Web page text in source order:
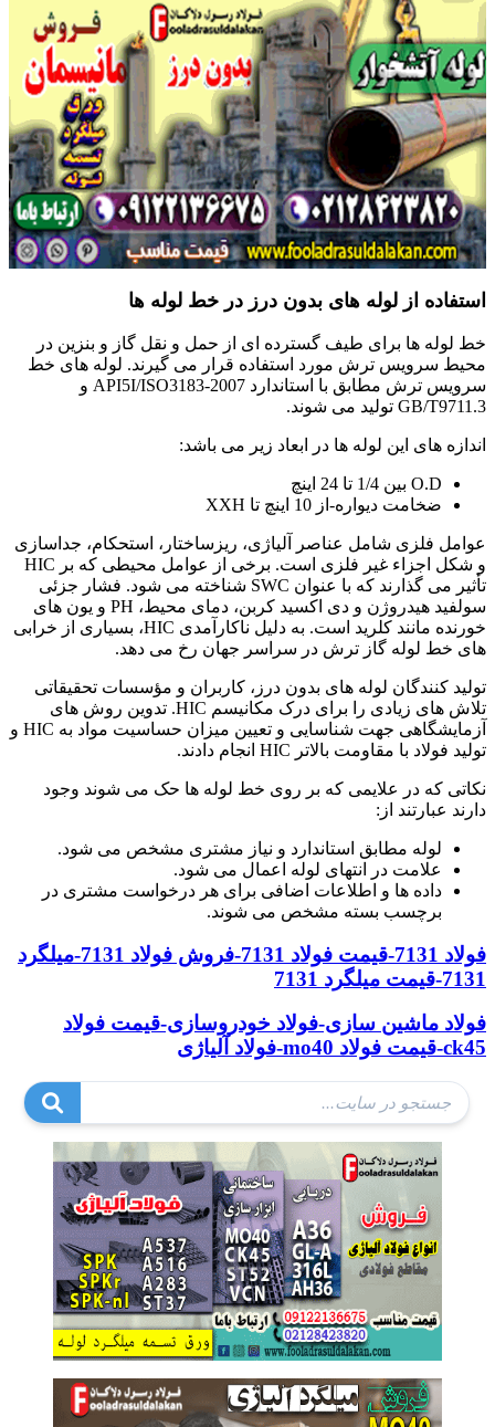
استفاده از لوله های بدون درز در خط لوله ها
خط لوله ها برای طیف گسترده ای از حمل و نقل گاز و بنزین در
محیط سرویس ترش مورد استفاده قرار می گیرند. لوله های خط
سرویس ترش مطابق با استاندارد API5I/ISO3183-2007 و
GB/T9711.3 تولید می شوند.
اندازه های این لوله ها در ابعاد زیر می باشد:
O.D بین 1/4 تا 24 اینچ
ضخامت دیواره-از 10 اینچ تا XXH
عوامل فلزی شامل عناصر آلیاژی، ریزساختار، استحکام، جداسازی
و شکل اجزاء غیر فلزی است. برخی از عوامل محیطی که بر HIC
تأثیر می گذارند که با عنوان SWC شناخته می شود. فشار جزئی
سولفید هیدروژن و دی اکسید کربن، دمای محیط، PH و یون های
خورنده مانند کلرید است. به دلیل ناکارآمدی HIC، بسیاری از خرابی
های خط لوله گاز ترش در سراسر جهان رخ می دهد.
تولید کنندگان لوله های بدون درز، کاربران و مؤسسات تحقیقاتی
تلاش های زیادی را برای درک مکانیسم HIC. تدوین روش های
آزمایشگاهی جهت شناسایی و تعیین میزان حساسیت مواد به HIC و
تولید فولاد با مقاومت بالاتر HIC انجام دادند.
نکاتی که در علایمی که بر روی خط لوله ها حک می شوند وجود
دارند عبارتند از:
لوله مطابق استاندارد و نیاز مشتری مشخص می شود.
علامت در انتهای لوله اعمال می شود.
داده ها و اطلاعات اضافی برای هر درخواست مشتری در
برچسب بسته مشخص می شوند.
فولاد 7131-قیمت فولاد 7131-فروش فولاد 7131-میلگرد
7131-قیمت میلگرد 7131
فولاد ماشین سازی-فولاد خودروسازی-قیمت فولاد
ck45-قیمت فولاد mo40-فولاد آلیاژی